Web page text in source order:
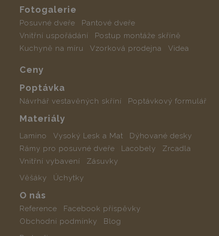
Fotogalerie
Posuvné dveře
Pantové dveře
Vnitřní uspořádání
Postup montáže skříně
Kuchyně na míru
Vzorková prodejna Videa
Ceny
Poptávka
Návrhář vestavěných skříní Poptávkový formulář
Materiály
Lamino Vysoký Lesk a Mat
Dýhované desky
Rámy pro posuvné dveře
Lacobely
Zrcadla
Vnitřní vybavení
Zásuvky
Věšáky
Úchytky
O nás
Reference
Facebook příspěvky
Obchodní podmínky
Blog